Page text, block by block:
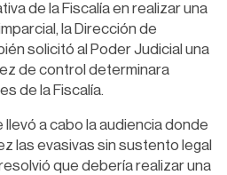
de la Fiscalía en realizar una
la Dirección de
solicitó al Poder Judicial una
de control determinara
de la Fiscalía.
llevó a cabo la audiencia donde
las evasivas sin sustento legal
que debería realizar una